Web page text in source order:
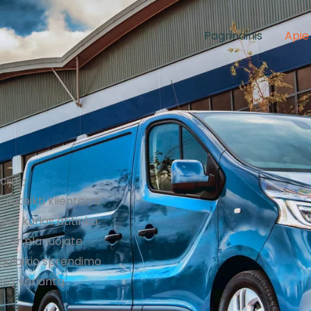
Pagrindinis Apie
–
suteikti klientams
kurios atitinka
ar planuojate
sprendimo
variantą.